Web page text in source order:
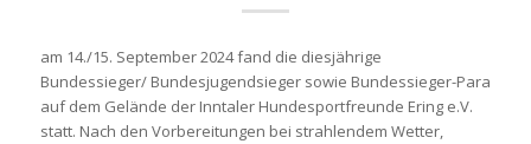
am 14./15. September 2024 fand die diesjährige
Bundessieger/ Bundesjugendsieger sowie Bundessieger-Para
auf dem Gelände der Inntaler Hundesportfreunde Ering e.V.
statt. Nach den Vorbereitungen bei strahlendem Wetter,